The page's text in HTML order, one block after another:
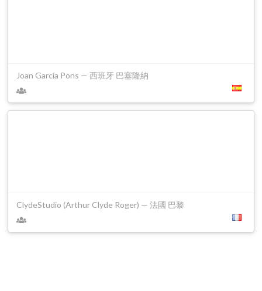
Joan García Pons — 西班牙 巴塞隆納
ClydeStudio (Arthur Clyde Roger) — 法國 巴黎